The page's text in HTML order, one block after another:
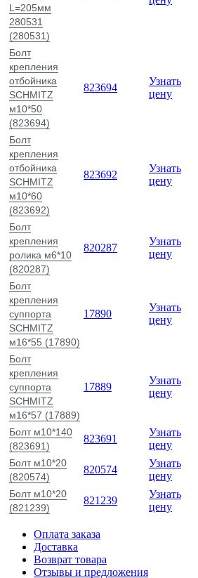
L=205мм
280531
(280531)
Болт
крепления
отбойника
SCHMITZ
м10*50
(823694)
823694
Узнать
цену
Болт
крепления
отбойника
SCHMITZ
м10*60
(823692)
823692
Узнать
цену
Болт
крепления
ролика м6*10
(820287)
820287
Узнать
цену
Болт
крепления
суппорта
SCHMITZ
м16*55 (17890)
17890
Узнать
цену
Болт
крепления
суппорта
SCHMITZ
м16*57 (17889)
17889
Узнать
цену
Болт м10*140
(823691)
823691
Узнать
цену
Болт м10*20
(820574)
820574
Узнать
цену
Болт м10*20
(821239)
821239
Узнать
цену
Оплата заказа
Доставка
Возврат товара
Отзывы и предложения